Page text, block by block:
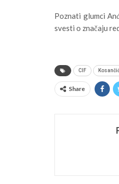
Poznati glumci
svesti o značaju
CIF
Share